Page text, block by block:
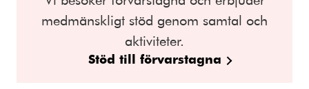
medmänskligt stöd genom samtal och
aktiviteter.
Stöd till förvarstagna